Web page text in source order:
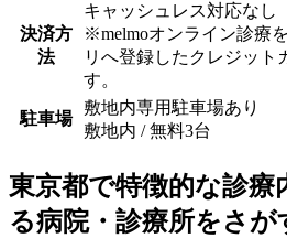
決済方
法
キャッシュレス対応なし
※melmoオンライン診療
リへ登録したクレジット
す。
駐車場
敷地内専用駐車場あり
敷地内 / 無料3台
東京都で特徴的な診療
る病院・診療所をさが